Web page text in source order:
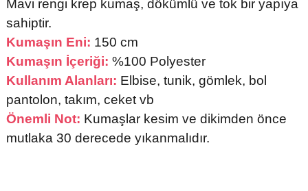
Mavi rengi krep kumaş, dökümlü ve tok bir yapıya
sahiptir.
Kumaşın Eni: 150 cm
Kumaşın İçeriği: %100 Polyester
Kullanım Alanları: Elbise, tunik, gömlek, bol
pantolon, takım, ceket vb
Önemli Not: Kumaşlar kesim ve dikimden önce
mutlaka 30 derecede yıkanmalıdır.